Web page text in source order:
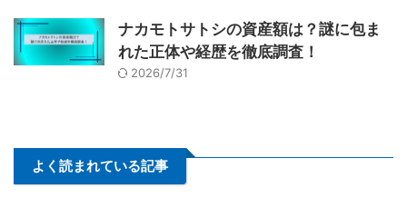
ナカモトサトシの資産額は？謎に包ま
れた正体や経歴を徹底調査！
2026/7/31
よく読まれている記事